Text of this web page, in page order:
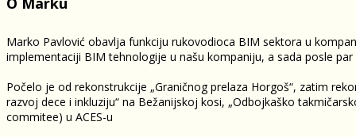
Marko Pavlović obavlja funkciju rukovodioca BIM sektora u
implementaciji BIM tehnologije u našu kompaniju, a sada posle
Počelo je od rekonstrukcije „Graničnog prelaza Horgoš“, zatim
razvoj dece i inkluziju“ na Bežanijskoj kosi, „Odbojkaško
commitee) u ACES-u